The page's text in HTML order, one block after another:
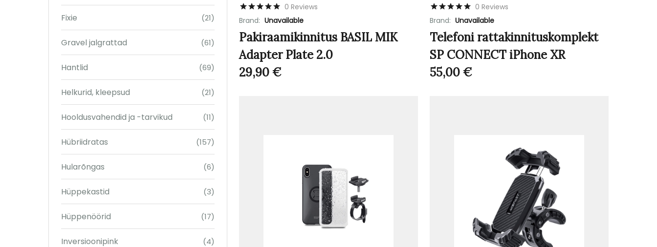
Fixie (21)
Gravel jalgrattad (61)
Hantlid (69)
Helkurid, kleepsud (21)
Hooldusvahendid ja -tarvikud (11)
Hübriidratas (157)
Hularõngas (6)
Hüppekastid (3)
Hüppenöörid (17)
Inversioonipink (4)
0 Reviews
Brand: Unavailable
Pakiraamikinnitus BASIL MIK
Adapter Plate 2.0
29,90€
0 Reviews
Brand: Unavailable
Telefoni rattakinnituskomplekt
SP CONNECT iPhone XR
55,00€